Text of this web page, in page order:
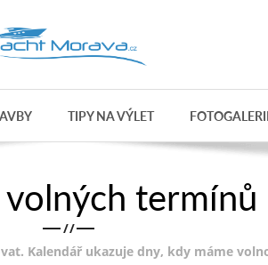
TIPY NA VÝLET
termínů
/ /
Kalendář ukazuje dny, kdy máme